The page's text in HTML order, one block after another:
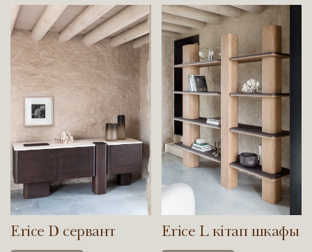
Erice D сервант Erice L кітап шкафы